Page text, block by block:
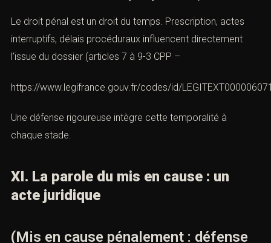
Le droit pénal est un droit du temps. Prescription, actes
interruptifs, délais procéduraux influencent directement
l’issue du dossier (articles 7 à 9-3 CPP –
https://www.legifrance.gouv.fr/codes/id/
Une défense rigoureuse intègre cette temporalité à
chaque stade.
XI. La parole du mis en cause : un
acte juridique
(Mis en cause pénalement : défense